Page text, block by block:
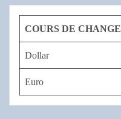
COURS DE CHANGE
Dollar
Euro